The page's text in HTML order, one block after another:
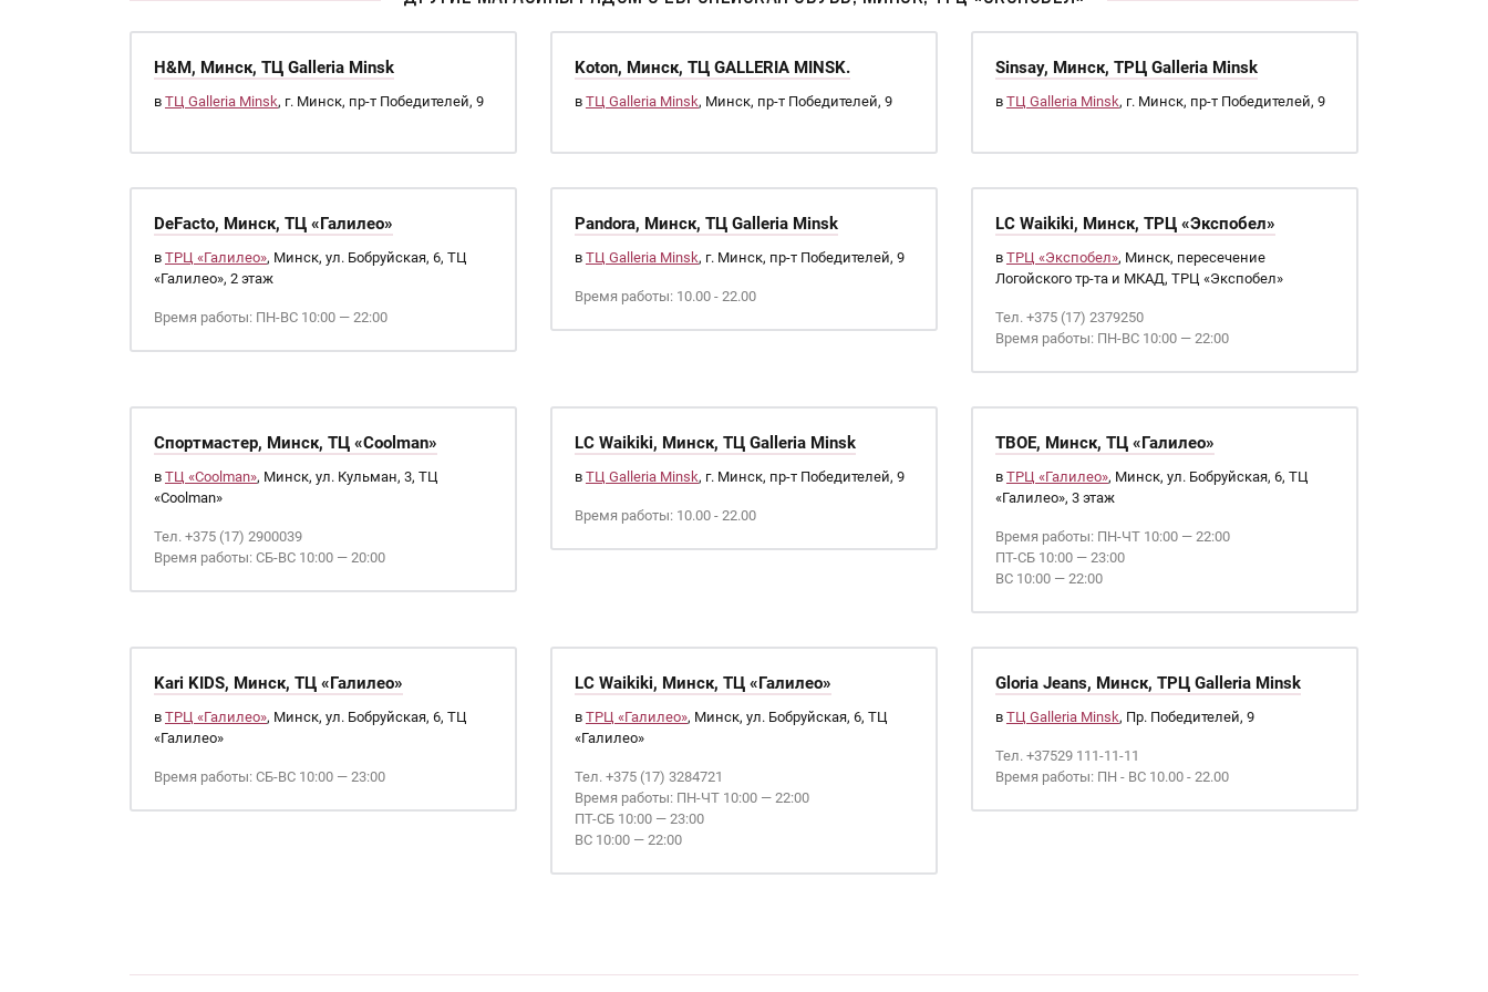
H&M, Минск, ТЦ Galleria Minsk
в ТЦ Galleria Minsk, г. Минск, пр-т Победителей, 9
Koton, Минск, ТЦ GALLERIA MINSK.
в ТЦ Galleria Minsk, Минск, пр-т Победителей, 9
Sinsay, Минск, ТРЦ Galleria Minsk
в ТЦ Galleria Minsk, г. Минск, пр-т Победителей, 9
DeFacto, Минск, ТЦ «Галилео»
в ТРЦ «Галилео», Минск, ул. Бобруйская, 6, ТЦ
«Галилео», 2 этаж
Время работы: ПН-ВС 10:00 — 22:00
Pandora, Минск, ТЦ Galleria Minsk
в ТЦ Galleria Minsk, г. Минск, пр-т Победителей, 9
Время работы: 10.00 - 22.00
LC Waikiki, Минск, ТРЦ «Экспобел»
в ТРЦ «Экспобел», Минск, пересечение
Логойского тр-та и МКАД, ТРЦ «Экспобел»
Тел. +375 (17) 2379250
Время работы: ПН-ВС 10:00 — 22:00
Спортмастер, Минск, ТЦ «Coolman»
в ТЦ «Coolman», Минск, ул. Кульман, 3, ТЦ
«Coolman»
Тел. +375 (17) 2900039
Время работы: СБ-ВС 10:00 — 20:00
LC Waikiki, Минск, ТЦ Galleria Minsk
в ТЦ Galleria Minsk, г. Минск, пр-т Победителей, 9
Время работы: 10.00 - 22.00
ТВОЕ, Минск, ТЦ «Галилео»
в ТРЦ «Галилео», Минск, ул. Бобруйская, 6, ТЦ
«Галилео», 3 этаж
Время работы: ПН-ЧТ 10:00 — 22:00
ПТ-СБ 10:00 — 23:00
ВС 10:00 — 22:00
Kari KIDS, Минск, ТЦ «Галилео»
в ТРЦ «Галилео», Минск, ул. Бобруйская, 6, ТЦ
«Галилео»
Время работы: СБ-ВС 10:00 — 23:00
LC Waikiki, Минск, ТЦ «Галилео»
в ТРЦ «Галилео», Минск, ул. Бобруйская, 6, ТЦ
«Галилео»
Тел. +375 (17) 3284721
Время работы: ПН-ЧТ 10:00 — 22:00
ПТ-СБ 10:00 — 23:00
ВС 10:00 — 22:00
Gloria Jeans, Минск, ТРЦ Galleria Minsk
в ТЦ Galleria Minsk, Пр. Победителей, 9
Тел. +37529 111-11-11
Время работы: ПН - ВС 10.00 - 22.00